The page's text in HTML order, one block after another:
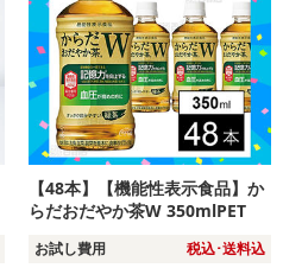
【48本】【機能性表示食品】か
らだおだやか茶W 350mlPET
お試し費用 税込･送料込